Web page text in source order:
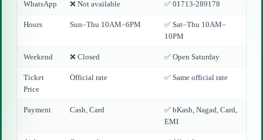
WhatsApp ❌ Not available ✅ 01713-289178
Hours Sun–Thu 10AM–6PM
✅ Sat–Thu 10AM–
10PM
Weekend ❌ Closed ✅ Open Saturday
Ticket
Price
Official rate ✅ Same official rate
Payment Cash, Card
✅ bKash, Nagad, Card,
EMI